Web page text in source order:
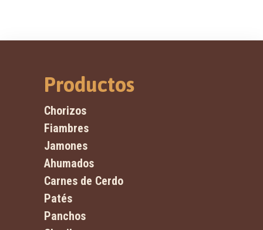
Productos
Chorizos
Fiambres
Jamones
Ahumados
Carnes de Cerdo
Patés
Panchos